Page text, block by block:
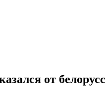
от